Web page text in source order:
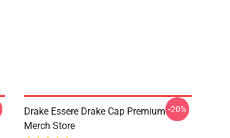
Drake Essere Drake Cap Premium
Merch Store
-20%